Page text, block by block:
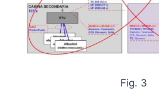
Fig. 3